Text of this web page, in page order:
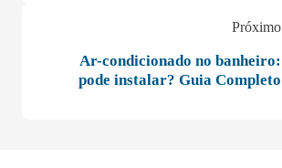
Próximo
Ar-condicionado no banheiro:
pode instalar? Guia Completo